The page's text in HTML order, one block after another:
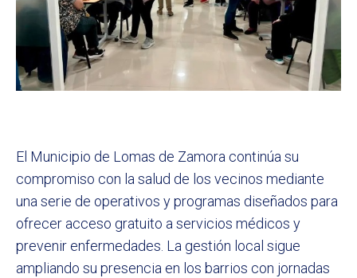
El Municipio de Lomas de Zamora continúa su
compromiso con la salud de los vecinos mediante
una serie de operativos y programas diseñados para
ofrecer acceso gratuito a servicios médicos y
prevenir enfermedades. La gestión local sigue
ampliando su presencia en los barrios con jornadas